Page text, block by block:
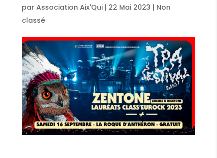
par Association Aix'Qui| 22 Mai 2023 | Non
classé